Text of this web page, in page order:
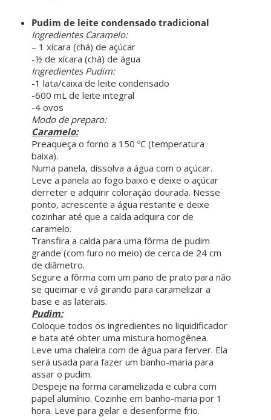
Pudim de leite condensado tradicional
Ingredientes Caramelo:
– 1 xícara (chá) de açúcar
-½ de xícara (chá) de água
Ingredientes Pudim:
-1 lata/caixa de leite condensado
-600 mL de leite integral
-4 ovos
Modo de preparo:
Caramelo:
Preaqueça o forno a 150 ºC (temperatura
baixa).
Numa panela, dissolva a água com o açúcar.
Leve a panela ao fogo baixo e deixe o açúcar
derreter e adquirir coloração dourada. Nesse
ponto, acrescente a água restante e deixe
cozinhar até que a calda adquira cor de
caramelo.
Transfira a calda para uma fôrma de pudim
grande (com furo no meio) de cerca de 24 cm
de diâmetro.
Segure a fôrma com um pano de prato para não
se queimar e vá girando para caramelizar a
base e as laterais.
Pudim:
Coloque todos os ingredientes no liquidificador
e bata até obter uma mistura homogênea.
Leve uma chaleira com de água para ferver. Ela
será usada para fazer um banho-maria para
assar o pudim.
Despeje na forma caramelizada e cubra com
papel alumínio. Cozinhe em banho-maria por 1
hora. Leve para gelar e desenforme frio.